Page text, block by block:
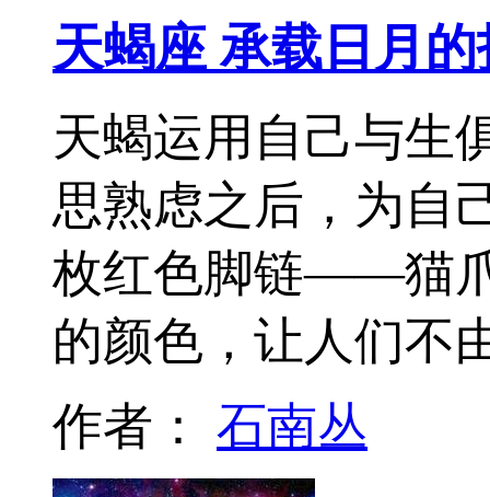
天蝎座 承载日月
天蝎运用自己与生
思熟虑之后，为自
枚红色脚链——猫爪
的颜色，让人们
作者： 石南丛